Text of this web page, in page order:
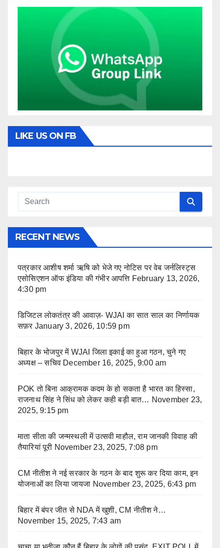
LIKE US ON FB
RECENT NEWS
पत्रकार आशीष शर्मा ऋषि को भेजे गए नोटिस पर वेब जर्नलिस्ट्स
एसोसिएशन ऑफ इंडिया की गंभीर आपत्ति February 13, 2026,
4:30 pm
डिजिटल लोकतंत्र की आवाज़- WJAI का सात साल का निर्णायक
सफ़र January 3, 2026, 10:59 pm
बिहार के भोजपुर में WJAI जिला इकाई का हुआ गठन, चुने गए
अध्यक्ष – सचिव December 16, 2025, 9:00 am
POK तो बिना आक्रामक कदम के हो सकता है भारत का हिस्सा,
राजनाथ सिंह ने सिंध को लेकर कही बड़ी बात… November 23,
2025, 9:15 pm
माता सीता की जन्मस्थली में उत्सवी माहौल, राम जानकी विवाह की
तैयारियां पूरी November 23, 2025, 7:08 pm
CM नीतीश ने नई सरकार के गठन के बाद शुरू कर दिया काम, इन
योजनाओं का लिया जायजा November 23, 2025, 6:43 pm
बिहार में बंपर जीत से NDA में खुशी, CM नीतीश ने…
November 15, 2025, 7:43 am